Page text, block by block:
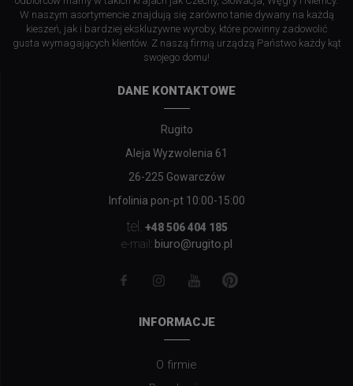
W naszym asortymencie znajdują się zarówno tanie dywany na każdą
kieszeń, jak i bardziej ekskluzywne wyroby, które powinny zadowolić
gusta wymagających klientów. Z naszą firmą urządzą Państwo każdy kąt
swojego domu!
DANE KONTAKTOWE
Rugito
Aleja Wyzwolenia 61
26-225 Gowarczów
Infolinia pon-pt 10:00-15:00
tel.
+48 506 404 185
e-mail: biuro@rugito.pl
INFORMACJE
O firmie